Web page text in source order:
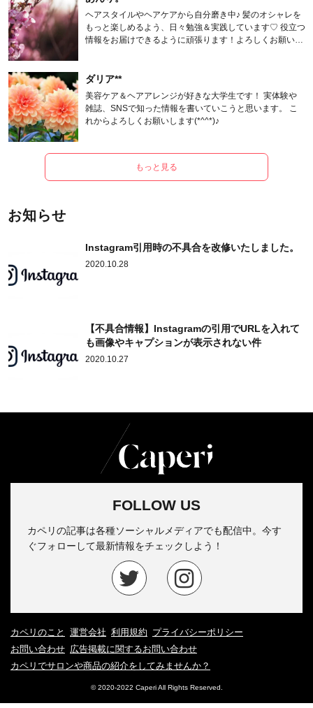
ヘアスタイルやヘアケアから自分磨き中♪ 髪のオシャレを
もっと楽しめるよう、日々勉強＆実践しています♡ 役立つ
情報をお届けできるように頑張ります！よろしくお願いし
ダリア**
美容ケア＆ヘアアレンジが好きな大学生です！ 実体験や
雑誌、SNSで知った情報を書いていこうと思います。 こ
れからよろしくお願いします(*^^*)♪
もっと見る
お知らせ
Instagram引用時の不具合を改修いたしました。
2020.10.28
【不具合情報】Instagramの引用でURLを入れて
も画像やキャプションが表示されない件
2020.10.27
FOLLOW US
カペリの記事は各種ソーシャルメディアでも配信中。今す
ぐフォローして最新情報をチェックしよう！
カペリのこと 運営会社 利用規約 プライバシーポリシー
お問い合わせ 広告掲載に関するお問い合わせ
カペリでサロンや商品の紹介をしてみませんか？
© 2020-2022 Caperi All Rights Reserved.